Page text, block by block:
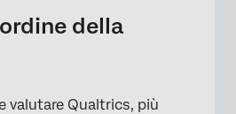
della
valutare Qualtrics, più